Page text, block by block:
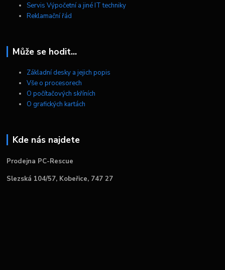
Servis Výpočetní a jiné IT techniky
Reklamační řád
Může se hodit...
Základní desky a jejich popis
Vše o procesorech
O počítačových skříních
O grafických kartách
Kde nás najdete
Prodejna PC-Rescue
Slezská 104/57, Kobeřice, 747 27